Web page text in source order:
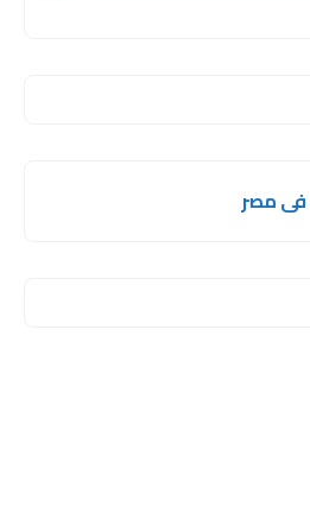
مصر